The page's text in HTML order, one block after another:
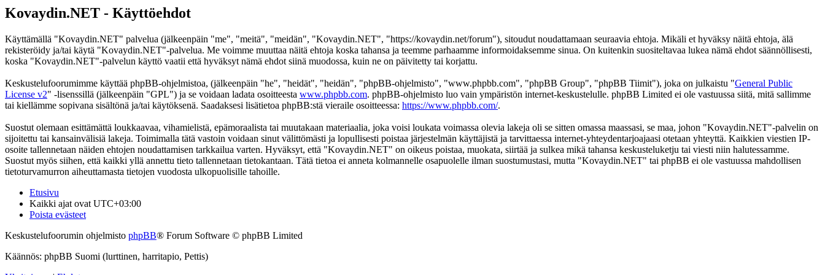
Kovaydin.NET - Käyttöehdot
Käyttämällä "Kovaydin.NET" palvelua (jälkeenpäin "me", "meitä", "meidän", "Kovaydin.NET", "https://kovaydin.net/forum"), sitoudut noudattamaan seuraavia ehtoja. Mikäli et hyväksy näitä ehtoja, älä
rekisteröidy ja/tai käytä "Kovaydin.NET"-palvelua. Me voimme muuttaa näitä ehtoja koska tahansa ja teemme parhaamme informoidaksemme sinua. On kuitenkin suositeltavaa lukea nämä ehdot säännöllisesti,
koska "Kovaydin.NET"-palvelun käyttö vaatii että hyväksyt nämä ehdot siinä muodossa, kuin ne on päivitetty tai korjattu.
Keskustelufoorumimme käyttää phpBB-ohjelmistoa, (jälkeenpäin "he", "heidät", "heidän", "phpBB-ohjelmisto", "www.phpbb.com", "phpBB Group", "phpBB Tiimit"), joka on julkaistu "General Public
License v2" -lisenssillä (jälkeenpäin "GPL") ja se voidaan ladata osoitteesta www.phpbb.com. phpBB-ohjelmisto luo vain ympäristön internet-keskustelulle. phpBB Limited ei ole vastuussa siitä, mitä sallimme
tai kiellämme sopivana sisältönä ja/tai käytöksenä. Saadaksesi lisätietoa phpBB:stä vieraile osoitteessa: https://www.phpbb.com/.
Suostut olemaan esittämättä loukkaavaa, vihamielistä, epämoraalista tai muutakaan materiaalia, joka voisi loukata voimassa olevia lakeja oli se sitten omassa maassasi, se maa, johon "Kovaydin.NET"-palvelin on
sijoitettu tai kansainvälisiä lakeja. Toimimalla tätä vastoin voidaan sinut välittömästi ja lopullisesti poistaa järjestelmän käyttäjistä ja tarvittaessa internet-yhteydentarjoajaasi otetaan yhteyttä. Kaikkien viestien IP-
osoite tallennetaan näiden ehtojen noudattamisen tarkkailua varten. Hyväksyt, että "Kovaydin.NET" on oikeus poistaa, muokata, siirtää ja sulkea mikä tahansa keskusteluketju tai viesti niin halutessamme.
Suostut myös siihen, että kaikki yllä annettu tieto tallennetaan tietokantaan. Tätä tietoa ei anneta kolmannelle osapuolelle ilman suostumustasi, mutta "Kovaydin.NET" tai phpBB ei ole vastuussa mahdollisen
tietoturvamurron aiheuttamasta tietojen vuodosta ulkopuolisille tahoille.
Etusivu
Kaikki ajat ovat UTC+03:00
Poista evästeet
Keskustelufoorumin ohjelmisto phpBB® Forum Software © phpBB Limited
Käännös: phpBB Suomi (lurttinen, harritapio, Pettis)